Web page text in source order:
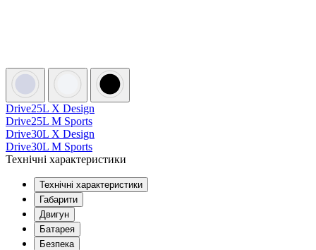
Drive25L X Design
Drive25L M Sports
Drive30L X Design
Drive30L M Sports
Технічні характеристики
Технічні характеристики
Габарити
Двигун
Батарея
Безпека